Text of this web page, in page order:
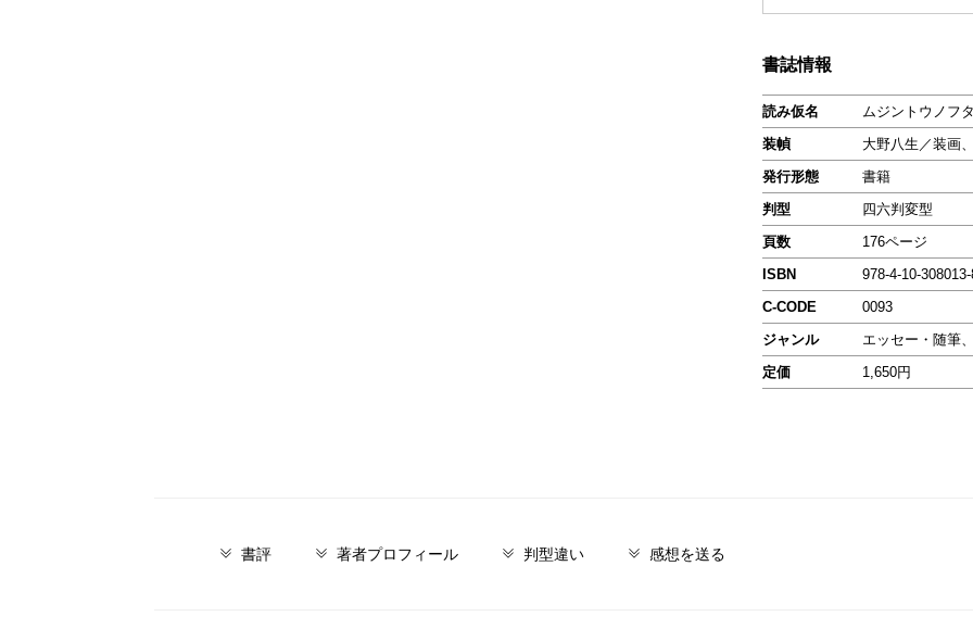
書誌情報
読み仮名
ムジントウノフ
装幀
大野八生／装画
発行形態
書籍
判型
四六判変型
頁数
176ページ
ISBN
978-4-10-
C-CODE
0093
ジャンル
エッセー・随筆
定価
1,650円
書評 著者プロフィール 判型違い 感想を送る